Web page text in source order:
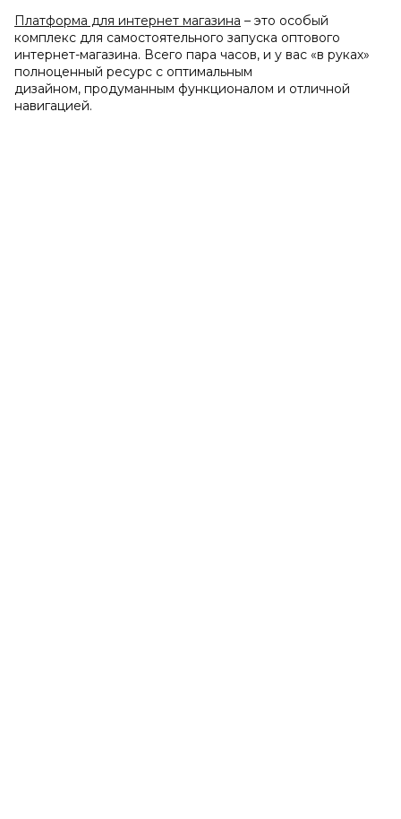
Платформа для интернет магазина – это особый
комплекс для самостоятельного запуска оптового
интернет-магазина. Всего пара часов, и у вас «в руках»
полноценный ресурс с оптимальным
дизайном, продуманным функционалом и отличной
навигацией.